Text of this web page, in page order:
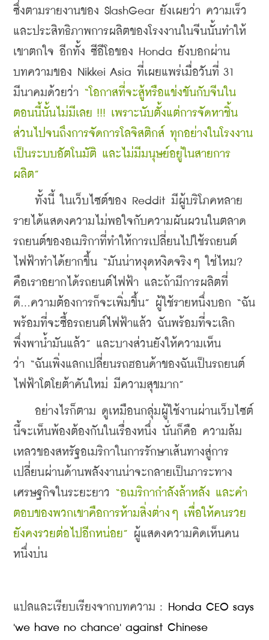
ซึ่งตามรายงานของ SlashGear ยังเผยว่า ความเร็ว
และประสิทธิภาพการผลิตของโรงงานในจีนนั้นทำให้
เขาตกใจ อีกทั้ง ซีอีโอของ Honda ยังบอกผ่าน
บทความของ Nikkei Asia ที่เผยแพร่เมื่อวันที่ 31
มีนาคมด้วยว่า “โอกาสที่จะสู้หรือแข่งขันกับจีนใน
ตอนนี้นั้นไม่มีเลย !!! เพราะนับตั้งแต่การจัดหาชิ้น
ส่วนไปจนถึงการจัดการโลจิสติกส์ ทุกอย่างในโรงงาน
เป็นระบบอัตโนมัติ และไม่มีมนุษย์อยู่ในสายการ
ผลิต”
ทั้งนี้ ในเว็บไซต์ของ Reddit มีผู้บริโภคหลาย
รายได้แสดงความไม่พอใจกับความผันผวนในตลาด
รถยนต์ของอเมริกาที่ทำให้การเปลี่ยนไปใช้รถยนต์
ไฟฟ้าทำได้ยากขึ้น “มันน่าหงุดหงิดจริงๆ ใช่ไหม?
คือเราอยากได้รถยนต์ไฟฟ้า และถ้ามีการผลิตที่
ดี...ความต้องการก็จะเพิ่มขึ้น” ผู้ใช้รายหนึ่งบอก “ฉัน
พร้อมที่จะซื้อรถยนต์ไฟฟ้าแล้ว ฉันพร้อมที่จะเลิก
พึ่งพาน้ำมันแล้ว” และบางส่วนยังให้ความเห็น
ว่า “ฉันเพิ่งแลกเปลี่ยนรถฮอนด้าของฉันเป็นรถยนต์
ไฟฟ้าโตโยต้าคันใหม่ มีความสุขมาก”
อย่างไรก็ตาม ดูเหมือนกลุ่มผู้ใช้งานผ่านเว็บไซต์
นี้จะเห็นพ้องต้องกันในเรื่องหนึ่ง นั่นก็คือ ความล้ม
เหลวของสหรัฐอเมริกาในการรักษาเส้นทางสู่การ
เปลี่ยนผ่านด้านพลังงานน่าจะกลายเป็นภาระทาง
เศรษฐกิจในระยะยาว “อเมริกากำลังล้าหลัง และคำ
ตอบของพวกเขาคือการห้ามสิ่งต่างๆ เพื่อให้คนรวย
ยังคงรวยต่อไปอีกหน่อย”
ผู้แสดงความคิดเห็นคน
หนึ่งบ่น
แปลและเรียบเรียงจากบทความ :
Honda CEO says
'we have no chance' against Chinese